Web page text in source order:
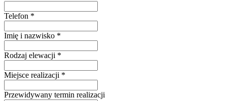
Telefon *
Imię i nazwisko *
Rodzaj elewacji *
Miejsce realizacji *
Przewidywany termin realizacji